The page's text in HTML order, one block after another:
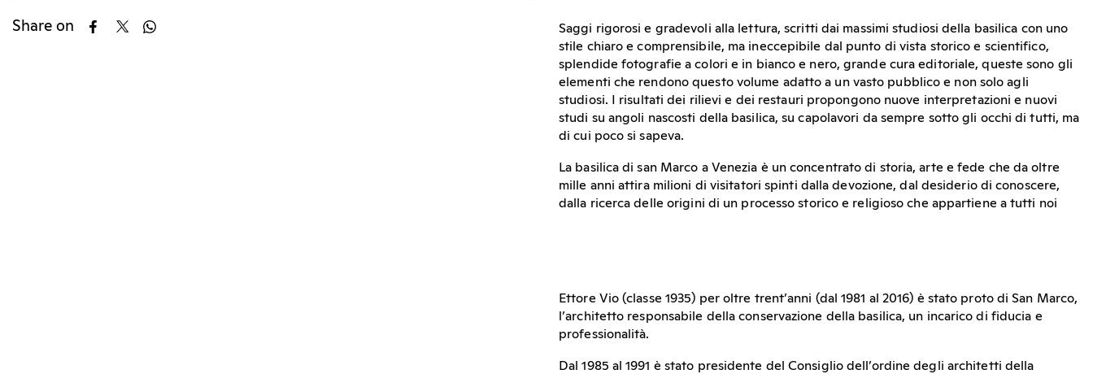
Share on
Saggi rigorosi e gradevoli alla lettura, scritti dai massimi studiosi della basilica con uno
stile chiaro e comprensibile, ma ineccepibile dal punto di vista storico e scientifico,
splendide fotografie a colori e in bianco e nero, grande cura editoriale, queste sono gli
elementi che rendono questo volume adatto a un vasto pubblico e non solo agli
studiosi. I risultati dei rilievi e dei restauri propongono nuove interpretazioni e nuovi
studi su angoli nascosti della basilica, su capolavori da sempre sotto gli occhi di tutti, ma
di cui poco si sapeva.
La basilica di san Marco a Venezia è un concentrato di storia, arte e fede che da oltre
mille anni attira milioni di visitatori spinti dalla devozione, dal desiderio di conoscere,
dalla ricerca delle origini di un processo storico e religioso che appartiene a tutti noi
Ettore Vio (classe 1935) per oltre trent’anni (dal 1981 al 2016) è stato proto di San Marco,
l’architetto responsabile della conservazione della basilica, un incarico di fiducia e
professionalità.
Dal 1985 al 1991 è stato presidente del Consiglio dell’ordine degli architetti della